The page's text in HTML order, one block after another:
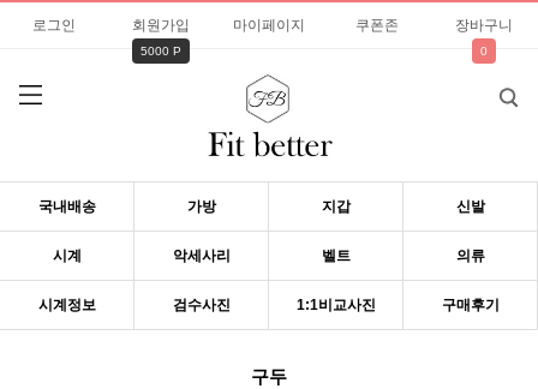
로그인 회원가입
5000 P
마이페이지 쿠폰존 장바구니
0
국내배송 가방 지갑 신발
시계 악세사리 벨트 의류
시계정보 검수사진 1:1비교사진 구매후기
구두